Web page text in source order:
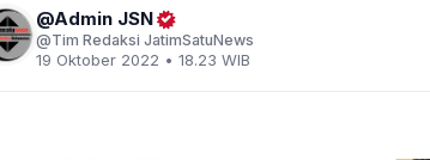
Admin JSN
Tim Redaksi JatimSatuNews
19 Oktober 2022 • 18.23 WIB